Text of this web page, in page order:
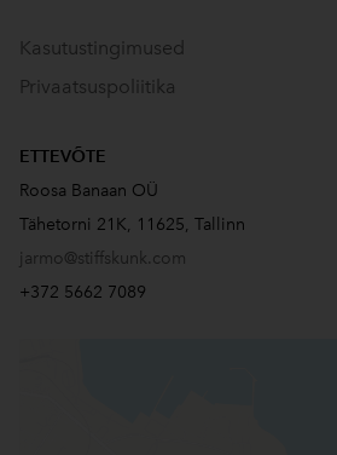
Kasutustingimused
Privaatsuspoliitika
ETTEVÕTE
Roosa Banaan OÜ
Tähetorni 21K, 11625, Tallinn
jarmo@stiffskunk.com
+372 5662 7089